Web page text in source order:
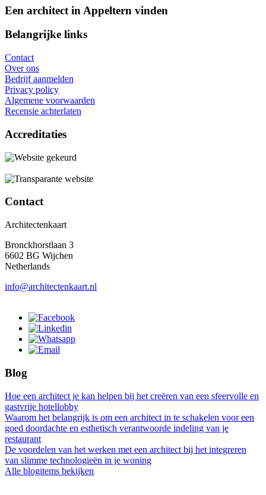
Een architect in Appeltern vinden
Belangrijke links
Contact
Over ons
Bedrijf aanmelden
Privacy policy
Algemene voorwaarden
Recensie achterlaten
Accreditaties
Contact
Architectenkaart
Bronckhorstlaan 3
6602 BG Wijchen
Netherlands
info@architectenkaart.nl
Blog
Hoe een architect je kan helpen bij het creëren van een sfeervolle en
gastvrije hotellobby
Waarom het belangrijk is om een architect in te schakelen voor een
goed doordachte en esthetisch verantwoorde indeling van je
restaurant
De voordelen van het werken met een architect bij het integreren
van slimme technologieën in je woning
Alle blogitems bekijken